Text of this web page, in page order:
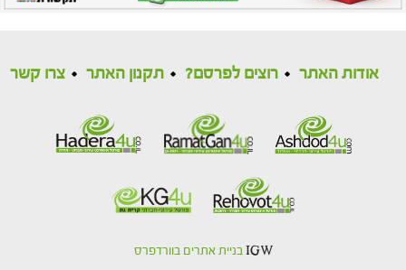
אודות האתר רוצים לפרסם? תקנון האתר צרו קשר
IGW בניית אתרים בוורדפרס